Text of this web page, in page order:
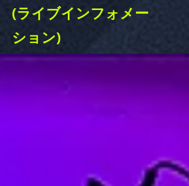
(ライブインフォメー
ション)